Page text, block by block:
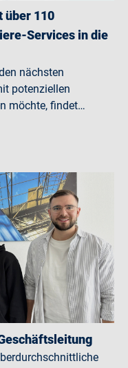
über 110
Services in die
nächsten
potenziellen
möchte, findet…